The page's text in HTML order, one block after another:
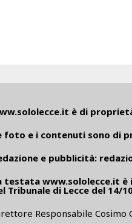
è di
foto e i contenuti sono di
e pubblicità:
testata www.sololecce.it è
Tribunale di Lecce del 14/
Responsabile Cosimo